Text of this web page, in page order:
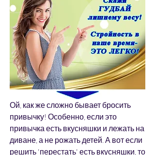
Ой, как же сложно бывает бросить
привычку! Особенно, если это
привычка есть вкусняшки и лежать на
диване, а не рожать детей. А вот если
решить 'перестать' есть вкусняшки, то